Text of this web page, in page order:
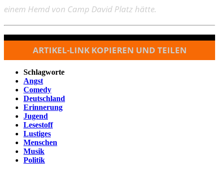
einem Hemd von Camp David Platz hätte.
ARTIKEL-LINK KOPIEREN UND TEILEN
Schlagworte
Angst
Comedy
Deutschland
Erinnerung
Jugend
Lesestoff
Lustiges
Menschen
Musik
Politik